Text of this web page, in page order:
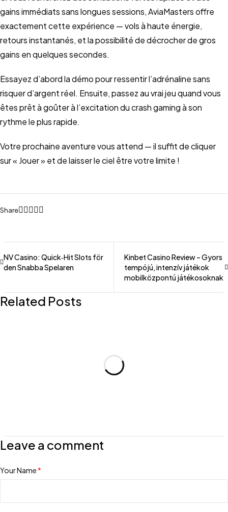
gains immédiats sans longues sessions, AviaMasters offre
exactement cette expérience — vols à haute énergie,
retours instantanés, et la possibilité de décrocher de gros
gains en quelques secondes.
Essayez d’abord la démo pour ressentir l’adrénaline sans
risquer d’argent réel. Ensuite, passez au vrai jeu quand vous
êtes prêt à goûter à l’excitation du crash gaming à son
rythme le plus rapide.
Votre prochaine aventure vous attend — il suffit de cliquer
sur « Jouer » et de laisser le ciel être votre limite !
Share
NV Casino: Quick‑Hit Slots för
den Snabba Spelaren
Kinbet Casino Review – Gyors
tempójú, intenzív játékok
mobilközpontú játékosoknak
Related Posts
Leave a comment
Your Name *